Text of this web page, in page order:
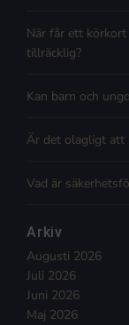
När får ett körkort
tillräcklig?
Kan barn och
Är det olagligt att
Vad är
Arkiv
Augusti 2026
Juli 2026
Juni 2026
Maj 2026